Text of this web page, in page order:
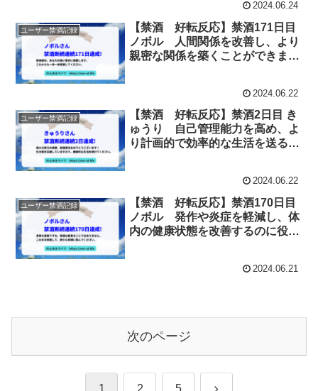
2024.06.24
ユーザー禁酒記録
【禁酒 好転反応】禁酒171日目
ノボル 人間関係を改善し、より
親密な関係を築くことができま
2024.06.22
ユーザー禁酒記録
【禁酒 好転反応】禁酒2日目 き
ゅうり 自己管理能力を高め、よ
り計画的で効率的な生活を送るこ
2024.06.22
ユーザー禁酒記録
【禁酒 好転反応】禁酒170日目
ノボル 発作や炎症を軽減し、体
内の健康状態を改善するのに役立
2024.06.21
次のページ
次